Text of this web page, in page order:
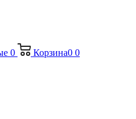
0 Корзина0 0